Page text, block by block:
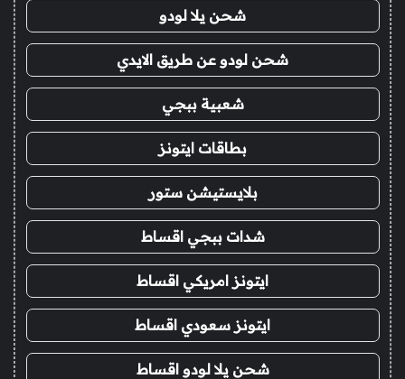
شحن يلا لودو
شحن لودو عن طريق الايدي
شعبية ببجي
بطاقات ايتونز
بلايستيشن ستور
شدات ببجي اقساط
ايتونز امريكي اقساط
ايتونز سعودي اقساط
شحن يلا لودو اقساط